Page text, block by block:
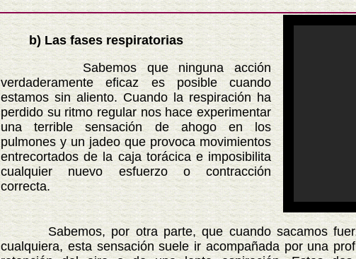
b) Las fases respiratorias
Sabemos que ninguna acción
verdaderamente eficaz es posible cuando
estamos sin aliento. Cuando la respiración ha
perdido su ritmo regular nos hace experimentar
una terrible sensación de ahogo en los
pulmones y un jadeo que provoca movimientos
entrecortados de la caja torácica e imposibilita
cualquier nuevo esfuerzo o contracción
correcta.
Sabemos, por otra parte, que cuando sacamos
cualquiera, esta sensación suele ir acompañada por una